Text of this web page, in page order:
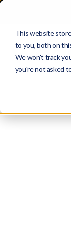
This website
to you, both on
We won't track
you're not asked